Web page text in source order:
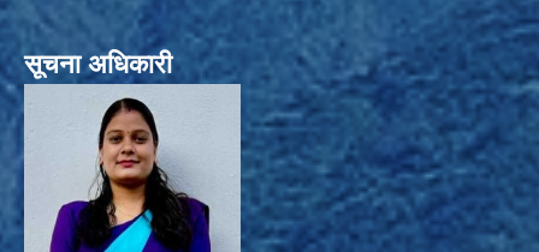
सूचना अधिकारी